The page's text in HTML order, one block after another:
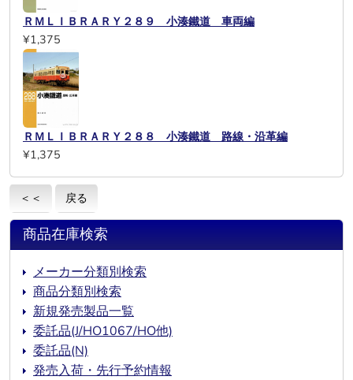
ＲＭＬＩＢＲＡＲＹ２８９ 小湊鐵道 車両編
¥1,375
ＲＭＬＩＢＲＡＲＹ２８８ 小湊鐵道 路線・沿革編
¥1,375
＜＜ 戻る
商品在庫検索
メーカー分類別検索
商品分類別検索
新規発売製品一覧
委託品(J/HO1067/HO他)
委託品(N)
発売入荷・先行予約情報